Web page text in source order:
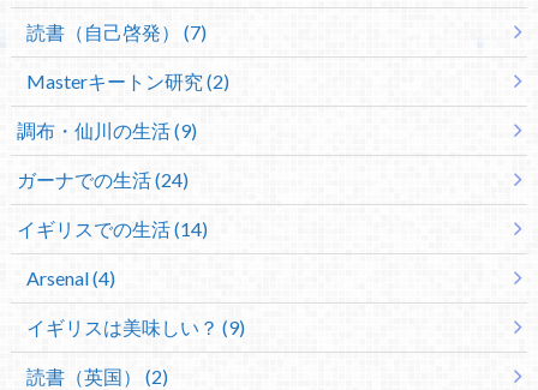
読書（自己啓発） (7)
Masterキートン研究 (2)
調布・仙川の生活 (9)
ガーナでの生活 (24)
イギリスでの生活 (14)
Arsenal (4)
イギリスは美味しい？ (9)
読書（英国） (2)